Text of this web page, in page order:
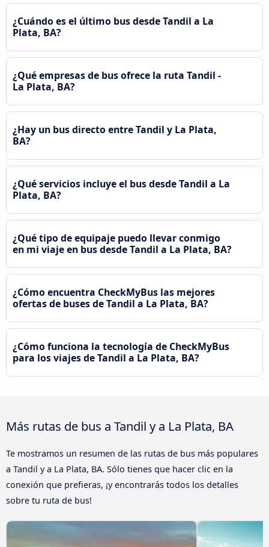
¿Cuándo es el último bus desde Tandil a La
Plata, BA?
¿Qué empresas de bus ofrece la ruta Tandil -
La Plata, BA?
¿Hay un bus directo entre Tandil y La Plata,
BA?
¿Qué servicios incluye el bus desde Tandil a La
Plata, BA?
¿Qué tipo de equipaje puedo llevar conmigo
en mi viaje en bus desde Tandil a La Plata, BA?
¿Cómo encuentra CheckMyBus las mejores
ofertas de buses de Tandil a La Plata, BA?
¿Cómo funciona la tecnología de CheckMyBus
para los viajes de Tandil a La Plata, BA?
Más rutas de bus a Tandil y a La Plata, BA
Te mostramos un resumen de las rutas de bus más populares
a Tandil y a La Plata, BA. Sólo tienes que hacer clic en la
conexión que prefieras, ¡y encontrarás todos los detalles
sobre tu ruta de bus!